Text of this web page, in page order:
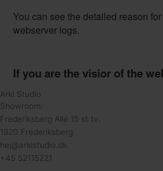
Arki Studio
Showroom:
Frederiksberg Allé 15 st tv.
1820 Frederiksberg
hej@arkistudio.dk
+45 52115221